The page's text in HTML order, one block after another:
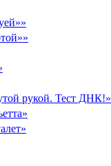
рукой. Тест ДНК!»